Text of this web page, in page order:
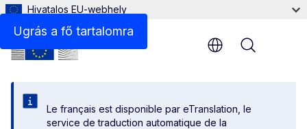
Ugrás a fő tartalomra
Hivatalos EU-webhely
Le français est disponible par eTranslation, le
service de traduction automatique de la
Menu